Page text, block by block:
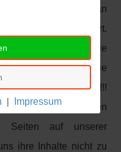
werden, dass man
Inhalten distanziert.
Seiten gelegt. Für alle
Einfluss auf die
dieser Seiten haben!!!
ausdrücklich von allen
Seiten auf unserer
ihre Inhalte nicht zu
| Impressum